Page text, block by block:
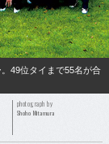
49位タイまで55名が合
photograph by
Shoho Mitamura